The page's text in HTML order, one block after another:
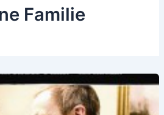
Familie